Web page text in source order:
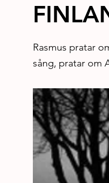
Rasmus pratar
sång, pratar om